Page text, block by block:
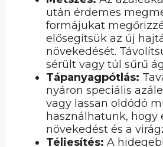
után érdemes
formájukat
elősegítsük az új
növekedését.
sérült vagy túl sűrű
Tápanyagpótlás:
nyáron speciális
vagy lassan oldódó
használhatunk, hogy
növekedést és a
Téliesítés: A